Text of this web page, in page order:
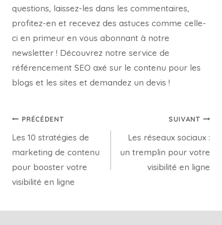
questions, laissez-les dans les commentaires,
profitez-en et recevez des astuces comme celle-
ci en primeur en vous abonnant à notre
newsletter ! Découvrez notre service de
référencement SEO axé sur le contenu pour les
blogs et les sites et demandez un devis !
PRÉCÉDENT
Les 10 stratégies de
marketing de contenu
pour booster votre
visibilité en ligne
SUIVANT
Les réseaux sociaux :
un tremplin pour votre
visibilité en ligne